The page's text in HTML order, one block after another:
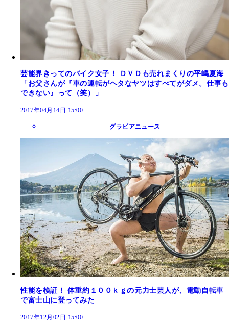
芸能界きってのバイク女子！ ＤＶＤも売れまくりの平嶋夏海
「お父さんが『車の運転がヘタなヤツはすべてがダメ。仕事も
できない』って（笑）」
2017年04月14日 15:00
グラビアニュース
性能を検証！ 体重約１００ｋｇの元力士芸人が、電動自転車
で富士山に登ってみた
2017年12月02日 15:00